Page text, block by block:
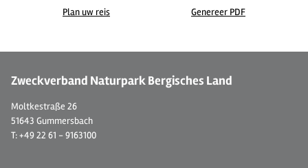
Plan uw reis Genereer PDF
Zweckverband Naturpark Bergisches Land
Moltkestraße 26
51643 Gummersbach
T: +49 22 61 - 9163100